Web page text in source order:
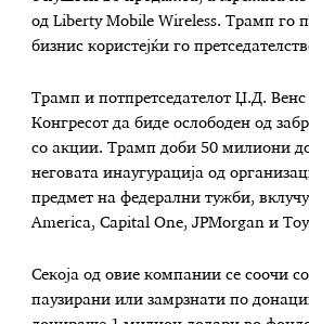
од Liberty Mobile Wireless. Трамп го
бизнис користејќи го
Трамп и потпретседателот Џ.Д. Венс
Конгресот да биде ослободен од
со акции. Трамп доби 50 милиони
неговата инаугурација од
предмет на федерални тужби,
America, Capital One, JPMorgan и
Секоја од овие компании се соочи
паузирани или замрзнати по